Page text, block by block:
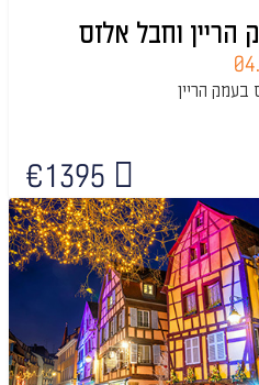
וחבל אלזס
בעמק הריין
€1395